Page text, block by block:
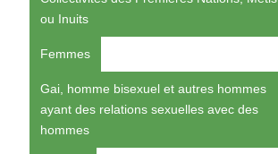
ou Inuits
Femmes
Gai, homme bisexuel et autres hommes
ayant des relations sexuelles avec des
hommes